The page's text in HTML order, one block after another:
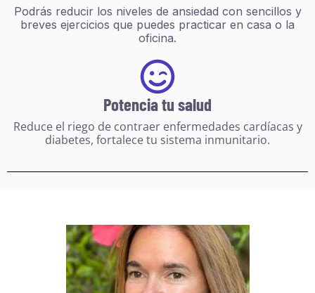
Podrás reducir los niveles de ansiedad con sencillos y
breves ejercicios que puedes practicar en casa o la
oficina.
Potencia tu salud
Reduce el riego de contraer enfermedades cardíacas y
diabetes, fortalece tu sistema inmunitario.